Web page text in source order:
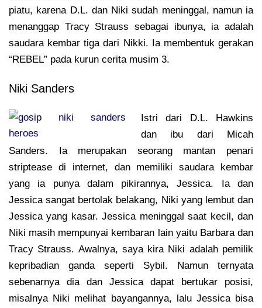
piatu, karena D.L. dan Niki sudah meninggal, namun ia
menanggap Tracy Strauss sebagai ibunya, ia adalah
saudara kembar tiga dari Nikki. Ia membentuk gerakan
“REBEL” pada kurun cerita musim 3.
Niki Sanders
Istri dari D.L. Hawkins
dan ibu dari Micah
Sanders. Ia merupakan seorang mantan penari
striptease di internet, dan memiliki saudara kembar
yang ia punya dalam pikirannya, Jessica. Ia dan
Jessica sangat bertolak belakang, Niki yang lembut dan
Jessica yang kasar. Jessica meninggal saat kecil, dan
Niki masih mempunyai kembaran lain yaitu Barbara dan
Tracy Strauss. Awalnya, saya kira Niki adalah pemilik
kepribadian ganda seperti Sybil. Namun ternyata
sebenarnya dia dan Jessica dapat bertukar posisi,
misalnya Niki melihat bayangannya, lalu Jessica bisa